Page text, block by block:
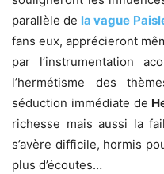
parallèle de la vague
fans eux, apprécieront
par l’instrumentation
l’hermétisme des
séduction immédiate de
richesse mais aussi la
s’avère difficile, hormis
plus d’écoutes…